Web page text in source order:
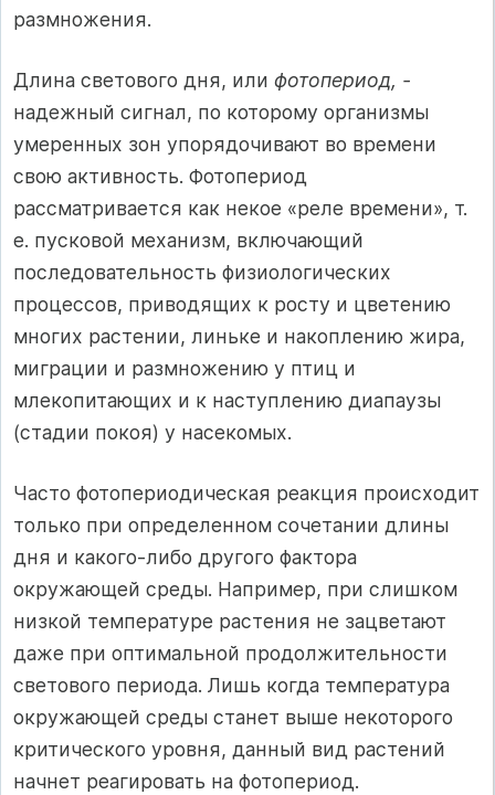
размножения.
Длина светового дня, или фотопериод, -
надежный сигнал, по которому организмы
умеренных зон упорядочивают во времени
свою активность. Фотопериод
рассматривается как некое «реле времени», т.
е. пусковой механизм, включающий
последовательность физиологических
процессов, приводящих к росту и цветению
многих растении, линьке и накоплению жира,
миграции и размножению у птиц и
млекопитающих и к наступлению диапаузы
(стадии покоя) у насекомых.
Часто фотопериодическая реакция происходит
только при определенном сочетании длины
дня и какого-либо другого фактора
окружающей среды. Например, при слишком
низкой температуре растения не зацветают
даже при оптимальной продолжительности
светового периода. Лишь когда температура
окружающей среды станет выше некоторого
критического уровня, данный вид растений
начнет реагировать на фотопериод.